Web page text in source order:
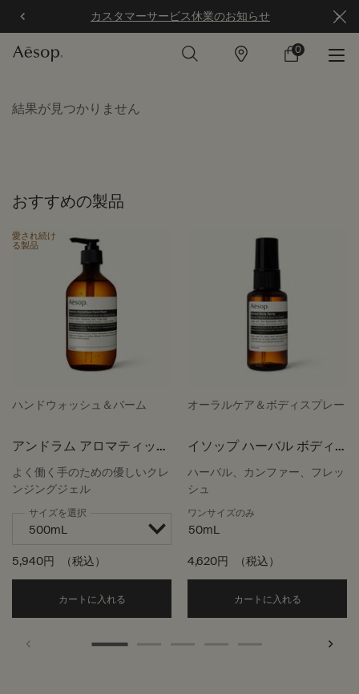
カスタマーサービス休業のお知らせ
店
カ
0
0 カート内の製
結果が見つかりません
おすすめの製品
愛され続け
る製品
ハンドウォッシュ＆バーム
アンドラム アロマティック
ハンドウォッシュ
よく働く手のための優しいクレ
ンジングジェル
サイズを選択
5,940円 （税込）
カートに入れる Add the アンドラム アロマティック ハンド
オーラルケア＆ボディスプレー
イソップ ハーバル ボディ
スプレー
ハーバル、カンファー、フレッ
シュ
ワンサイズのみ
50mL
4,620円 （税込）
カートに入れる